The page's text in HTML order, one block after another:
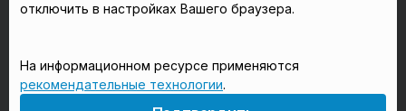
Мы в соцсетях
отключить в настройках Вашего браузера.
На информационном ресурсе применяются
рекомендательные технологии.